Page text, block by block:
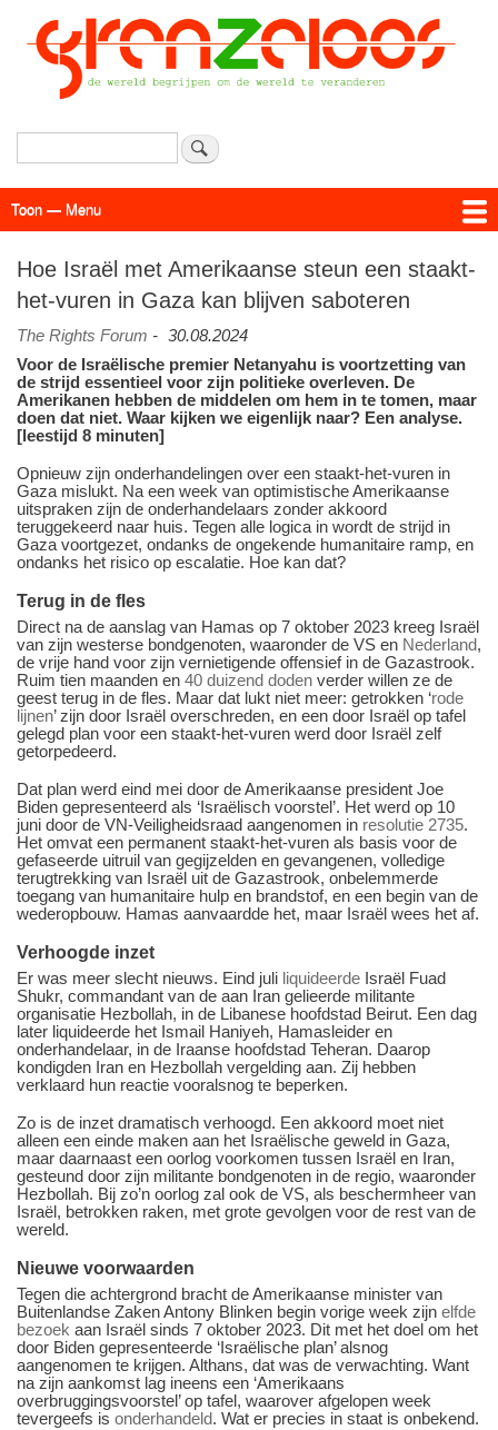
Overslaan
en
naar
de
Zoeken
Menu
Toon — Menu
Hoe Israël met Amerikaanse steun een staakt-
het-vuren in Gaza kan blijven saboteren
The Rights Forum - 30.08.2024
Voor de Israëlische premier Netanyahu is voortzetting van
de strijd essentieel voor zijn politieke overleven. De
Amerikanen hebben de middelen om hem in te tomen, maar
doen dat niet. Waar kijken we eigenlijk naar? Een analyse.
[leestijd 8 minuten]
Opnieuw zijn onderhandelingen over een staakt-het-vuren in
Gaza mislukt. Na een week van optimistische Amerikaanse
uitspraken zijn de onderhandelaars zonder akkoord
teruggekeerd naar huis. Tegen alle logica in wordt de strijd in
Gaza voortgezet, ondanks de ongekende humanitaire ramp, en
ondanks het risico op escalatie. Hoe kan dat?
Terug in de fles
Direct na de aanslag van Hamas op 7 oktober 2023 kreeg Israël
van zijn westerse bondgenoten, waaronder de VS en Nederland,
de vrije hand voor zijn vernietigende offensief in de Gazastrook.
Ruim tien maanden en 40 duizend doden verder willen ze de
geest terug in de fles. Maar dat lukt niet meer: getrokken ‘rode
lijnen’ zijn door Israël overschreden, en een door Israël op tafel
gelegd plan voor een staakt-het-vuren werd door Israël zelf
getorpedeerd.
Dat plan werd eind mei door de Amerikaanse president Joe
Biden gepresenteerd als ‘Israëlisch voorstel’. Het werd op 10
juni door de VN-Veiligheidsraad aangenomen in resolutie 2735.
Het omvat een permanent staakt-het-vuren als basis voor de
gefaseerde uitruil van gegijzelden en gevangenen, volledige
terugtrekking van Israël uit de Gazastrook, onbelemmerde
toegang van humanitaire hulp en brandstof, en een begin van de
wederopbouw. Hamas aanvaardde het, maar Israël wees het af.
Verhoogde inzet
Er was meer slecht nieuws. Eind juli liquideerde Israël Fuad
Shukr, commandant van de aan Iran gelieerde militante
organisatie Hezbollah, in de Libanese hoofdstad Beirut. Een dag
later liquideerde het Ismail Haniyeh, Hamasleider en
onderhandelaar, in de Iraanse hoofdstad Teheran. Daarop
kondigden Iran en Hezbollah vergelding aan. Zij hebben
verklaard hun reactie vooralsnog te beperken.
Zo is de inzet dramatisch verhoogd. Een akkoord moet niet
alleen een einde maken aan het Israëlische geweld in Gaza,
maar daarnaast een oorlog voorkomen tussen Israël en Iran,
gesteund door zijn militante bondgenoten in de regio, waaronder
Hezbollah. Bij zo’n oorlog zal ook de VS, als beschermheer van
Israël, betrokken raken, met grote gevolgen voor de rest van de
wereld.
Nieuwe voorwaarden
Tegen die achtergrond bracht de Amerikaanse minister van
Buitenlandse Zaken Antony Blinken begin vorige week zijn elfde
bezoek aan Israël sinds 7 oktober 2023. Dit met het doel om het
door Biden gepresenteerde ‘Israëlische plan’ alsnog
aangenomen te krijgen. Althans, dat was de verwachting. Want
na zijn aankomst lag ineens een ‘Amerikaans
overbruggingsvoorstel’ op tafel, waarover afgelopen week
tevergeefs is onderhandeld. Wat er precies in staat is onbekend.